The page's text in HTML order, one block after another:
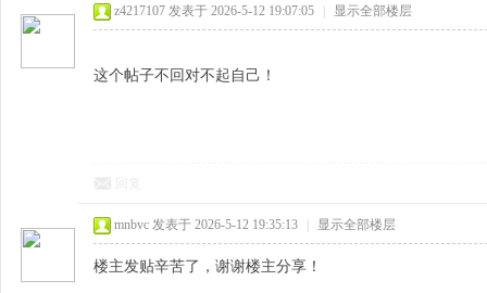
z4217107 发表于 2026-5-12 19:07:05 显示全部楼层
这个帖子不回对不起自己！
mnbvc 发表于 2026-5-12 19:35:13 显示全部楼层
楼主发贴辛苦了，谢谢楼主分享！